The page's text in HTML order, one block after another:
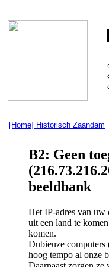
[Home] Historisch Zaandam
B2: Geen
beeldbank
Het IP-adres van
uit een land te
komen.
Dubieuze computers
hoog tempo al onze